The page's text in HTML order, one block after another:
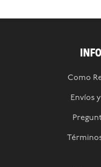
Como
Envíos